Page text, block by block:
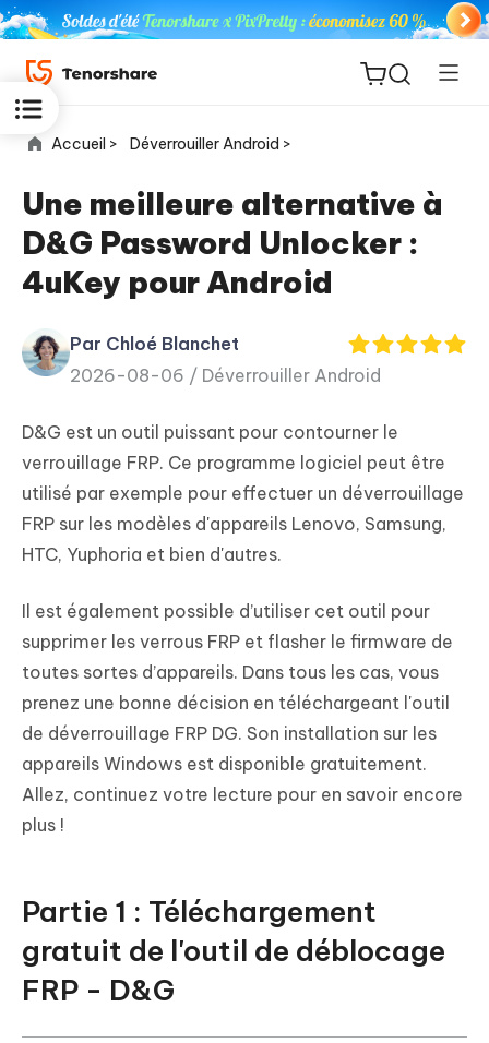
for iOS
PDNob
PDF
New
iAnyGo
Accueil > Déverrouiller Android >
Une meilleure alternative à
D&G Password Unlocker :
4uKey pour Android
Par Chloé Blanchet
2026-08-06 / Déverrouiller Android
D&G est un outil puissant pour contourner le
verrouillage FRP. Ce programme logiciel peut être
utilisé par exemple pour effectuer un déverrouillage
FRP sur les modèles d'appareils Lenovo, Samsung,
HTC, Yuphoria et bien d'autres.
Il est également possible d’utiliser cet outil pour
supprimer les verrous FRP et flasher le firmware de
toutes sortes d’appareils. Dans tous les cas, vous
prenez une bonne décision en téléchargeant l'outil
de déverrouillage FRP DG. Son installation sur les
appareils Windows est disponible gratuitement.
Allez, continuez votre lecture pour en savoir encore
plus !
Partie 1 : Téléchargement
gratuit de l'outil de déblocage
FRP - D&G